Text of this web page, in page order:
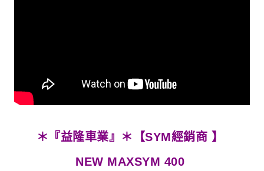
＊『益隆車業』＊【SYM經銷商 】
NEW MAXSYM 400